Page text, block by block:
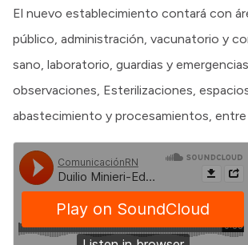
El nuevo establecimiento contará con
público, administración, vacunatorio y
sano, laboratorio, guardias y
observaciones, Esterilizaciones,
abastecimiento y procesamientos, entre